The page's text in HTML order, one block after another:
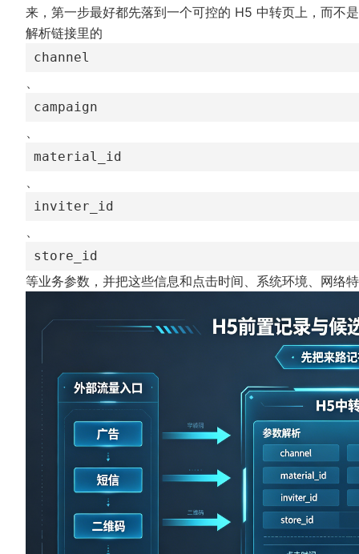
来，第一步最好都先落到一个可控的 H5 中转页上，而不
解析链接里的
channel
、
campaign
、
material_id
、
inviter_id
、
store_id
等业务参数，并把这些信息和点击时间、系统环境、网络